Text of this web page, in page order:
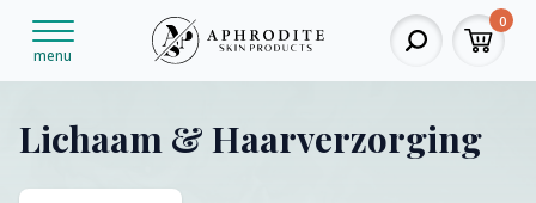
menu
0
Lichaam & Haarverzorging